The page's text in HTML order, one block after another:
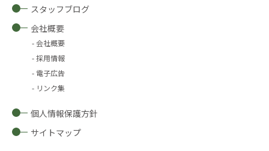
スタッフブログ
会社概要
会社概要
採用情報
電子広告
リンク集
個人情報保護方針
サイトマップ